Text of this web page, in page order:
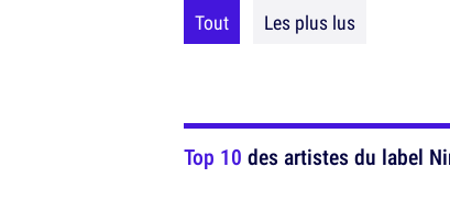
Tout Les plus lus
Top 10 des artistes du label